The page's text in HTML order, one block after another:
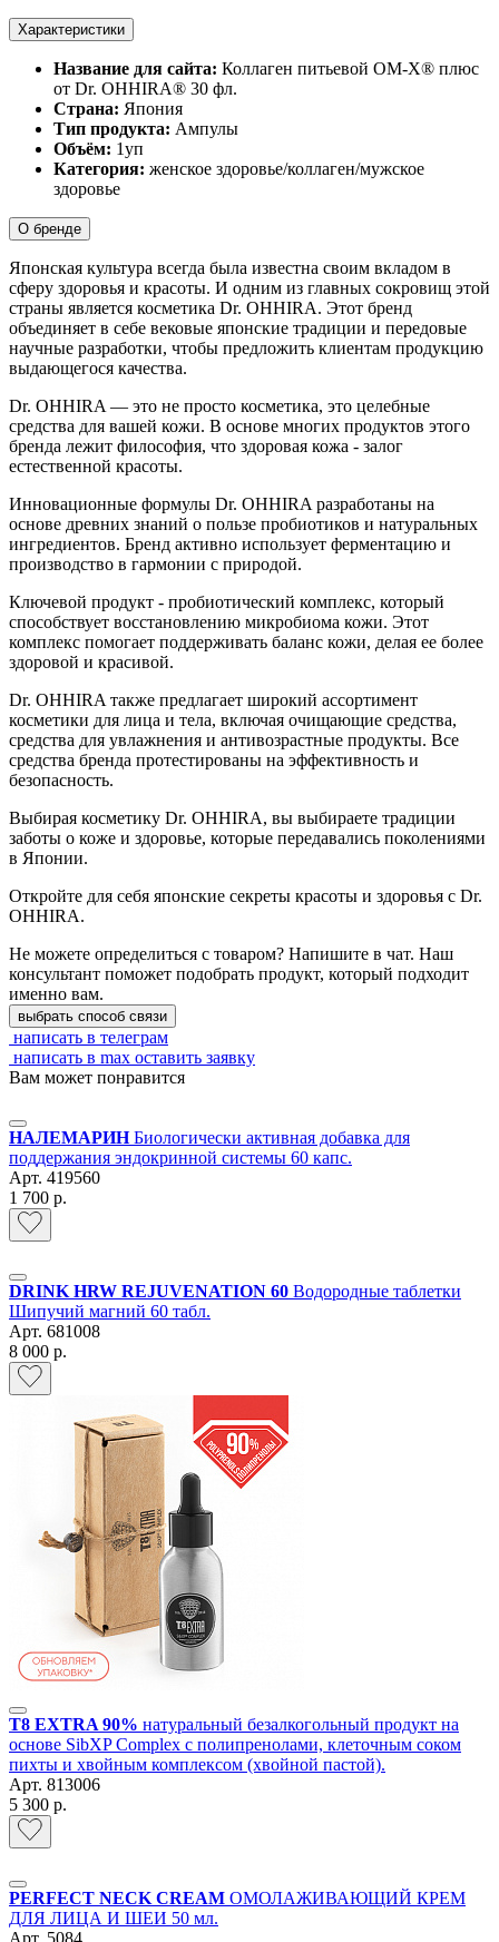
Характеристики
Название для сайта: Коллаген питьевой ОМ-Х® плюс
от Dr. OHHIRA® 30 фл.
Страна: Япония
Тип продукта: Ампулы
Объём: 1уп
Категория: женское здоровье/коллаген/мужское
здоровье
О бренде
Японская культура всегда была известна своим вкладом в
сферу здоровья и красоты. И одним из главных сокровищ этой
страны является косметика Dr. OHHIRA. Этот бренд
объединяет в себе вековые японские традиции и передовые
научные разработки, чтобы предложить клиентам продукцию
выдающегося качества.
Dr. OHHIRA — это не просто косметика, это целебные
средства для вашей кожи. В основе многих продуктов этого
бренда лежит философия, что здоровая кожа - залог
естественной красоты.
Инновационные формулы Dr. OHHIRA разработаны на
основе древних знаний о пользе пробиотиков и натуральных
ингредиентов. Бренд активно использует ферментацию и
производство в гармонии с природой.
Ключевой продукт - пробиотический комплекс, который
способствует восстановлению микробиома кожи. Этот
комплекс помогает поддерживать баланс кожи, делая ее более
здоровой и красивой.
Dr. OHHIRA также предлагает широкий ассортимент
косметики для лица и тела, включая очищающие средства,
средства для увлажнения и антивозрастные продукты. Все
средства бренда протестированы на эффективность и
безопасность.
Выбирая косметику Dr. OHHIRA, вы выбираете традиции
заботы о коже и здоровье, которые передавались поколениями
в Японии.
Откройте для себя японские секреты красоты и здоровья с Dr.
OHHIRA.
Не можете определиться с товаром? Напишите в чат. Наш
консультант поможет подобрать продукт, который подходит
именно вам.
выбрать способ связи
написать в телеграм
написать в max оставить заявку
Вам может понравится
НАЛЕМАРИНБиологически активная добавка для
поддержания эндокринной системы 60 капс.
Арт. 419560
1 700 р.
DRINK HRW REJUVENATION 60 Водородные таблетки
Шипучий магний 60 табл.
Арт. 681008
8 000 р.
T8 EXTRA 90% натуральный безалкогольный продукт на
основе SibXP Complex с полипренолами, клеточным соком
пихты и хвойным комплексом (хвойной пастой).
Арт. 813006
5 300 р.
PERFECT NECK CREAM ОМОЛАЖИВАЮЩИЙ КРЕМ
ДЛЯ ЛИЦА И ШЕИ 50 мл.
Арт. 5084